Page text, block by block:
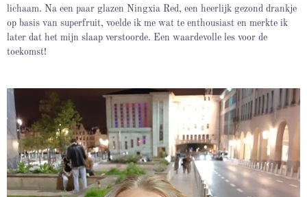
lichaam. Na een paar glazen Ningxia Red, een heerlijk gezond drankje
op basis van superfruit, voelde ik me wat te enthousiast en merkte ik
later dat het mijn slaap verstoorde. Een waardevolle les voor de
toekomst!